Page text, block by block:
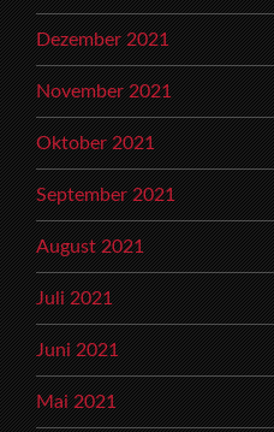
Dezember 2021
November 2021
Oktober 2021
September 2021
August 2021
Juli 2021
Juni 2021
Mai 2021